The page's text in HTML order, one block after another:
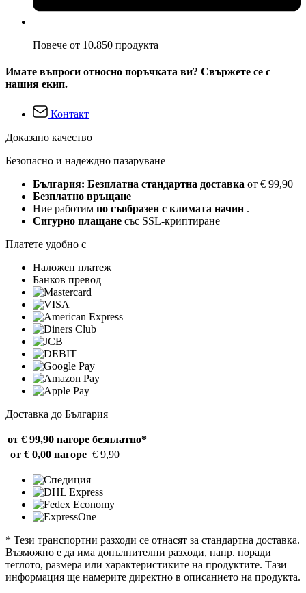
Повече от 10.850 продукта
Имате въпроси относно поръчката ви? Свържете се с
нашия екип.
Контакт
Доказано качество
Безопасно и надеждно пазаруване
България: Безплатна стандартна доставка от € 99,90
Безплатно връщане
Ние работим по съобразен с климата начин .
Сигурно плащане със SSL-криптиране
Платете удобно с
Наложен платеж
Банков превод
Доставка до България
от € 99,90 нагоре безплатно*
от € 0,00 нагоре € 9,90
* Тези транспортни разходи се отнасят за стандартна доставка.
Възможно е да има допълнителни разходи, напр. поради
теглото, размера или характеристиките на продуктите. Тази
информация ще намерите директно в описанието на продукта.